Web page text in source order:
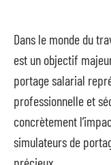
Dans le monde du
est un objectif
portage salarial
professionnelle et
concrètement
simulateurs de